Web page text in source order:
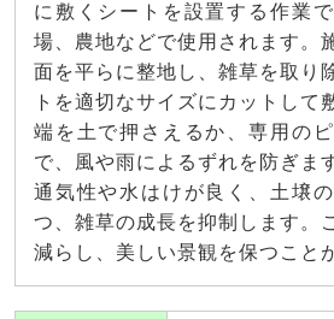
に敷くシートを設置する作業
場、農地などで使用されます。
面を平らに整地し、雑草を取り
トを適切なサイズにカットして
端を土で押さえるか、専用の
で、風や雨によるずれを防ぎま
通気性や水はけが良く、土壌
つ、雑草の成長を抑制します。
減らし、美しい景観を保つこと